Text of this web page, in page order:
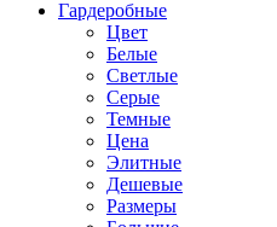
Гардеробные
Цвет
Белые
Светлые
Серые
Темные
Цена
Элитные
Дешевые
Размеры